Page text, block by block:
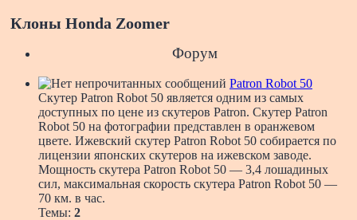
Клоны Honda Zoomer
Форум
Patron Robot 50
Скутер Patron Robot 50 является одним из самых
доступных по цене из скутеров Patron. Скутер Patron
Robot 50 на фотографии представлен в оранжевом
цвете. Ижевский скутер Patron Robot 50 собирается по
лицензии японских скутеров на ижевском заводе.
Мощность скутера Patron Robot 50 — 3,4 лошадиных
сил, максимальная скорость скутера Patron Robot 50 —
70 км. в час.
Темы: 2